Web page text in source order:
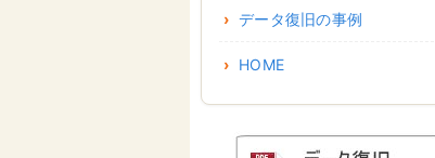
データ復旧の事例
HOME